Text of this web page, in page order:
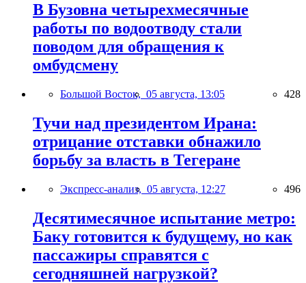
В Бузовна четырехмесячные
работы по водоотводу стали
поводом для обращения к
омбудсмену
Большой Восток, 05 августа, 13:05 428
Тучи над президентом Ирана:
отрицание отставки обнажило
борьбу за власть в Тегеране
Экспресс-анализ, 05 августа, 12:27 496
Десятимесячное испытание метро:
Баку готовится к будущему, но как
пассажиры справятся с
сегодняшней нагрузкой?